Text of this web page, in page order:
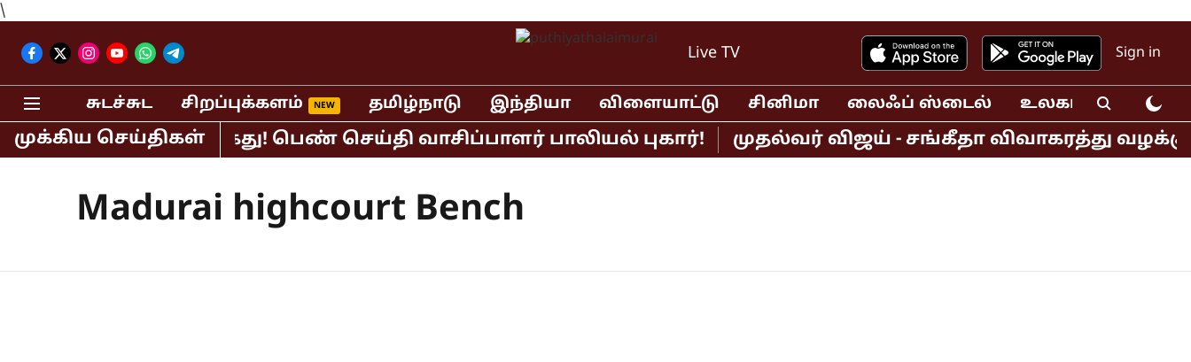
\
Live TV Sign in
சுடச்சுட சிறப்புக்களம் தமிழ்நாடு இந்தியா விளையாட்டு சினிமா லைஃப் ஸ்டைல் உலகம்
முக்கிய செய்திகள்
பி.ஆர்.சுந்தர் கைது! பெண் செய்தி வாசிப்பாளர் பாலியல் புகார்! முதல்வர் விஜய் - சங்கீதா விவாகரத்து
Madurai highcourt Bench